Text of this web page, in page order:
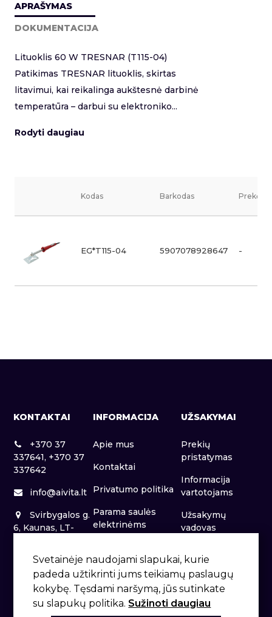
APRAŠYMAS
DOKUMENTACIJA
Lituoklis 60 W TRESNAR (T115-04)
Patikimas TRESNAR lituoklis, skirtas
litavimui, kai reikalinga aukštesnė darbinė
temperatūra – darbui su elektroniko...
Rodyti daugiau
Kodas Barkodas Prekės
EG*T115-04 5907078928647 -
KONTAKTAI
+370 37
337641, +370 37
337642
info@aivita.lt
Svirbygalos g.
6, Kaunas, LT-
INFORMACIJA
Apie mus
Kontaktai
Privatumo politika
Parama saulės
elektrinėms
UŽSAKYMAI
Prekių
pristatymas
Informacija
vartotojams
Užsakymų
vadovas
Svetainėje naudojami slapukai, kurie
padeda užtikrinti jums teikiamų paslaugų
kokybę. Tęsdami naršymą, jūs sutinkate
su slapukų politika. Sužinoti daugiau